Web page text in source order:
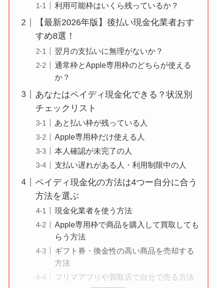
利用可能枠はいくら残っているか？
【最新2026年版】後払い現金化業者おす
すめ8選！
翌月の支払いに無理がないか？
通常枠とApple専用枠のどちらが使える
か？
あなたはペイディ現金化できる？状況別
チェックリスト
あと払い枠が残っている人
Apple専用枠だけ使える人
本人確認が未完了の人
支払い遅れがある人・利用制限中の人
ペイディ現金化の方法は4つー自分に合う
方法を選ぶ
現金化業者を使う方法
Apple専用枠で商品を購入して買取しても
らう方法
ギフト券・換金性の高い商品を売却する
方法
フリマアプリや買取店で自分で売る方法